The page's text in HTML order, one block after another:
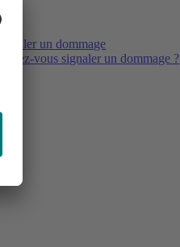
Signaler un dommage
Voulez-vous signaler un dommage ?